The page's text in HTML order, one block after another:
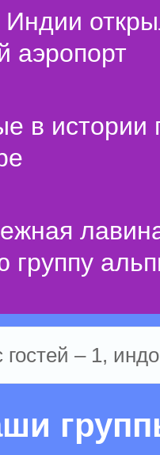
Индии
аэропорт
в истории
– 1,